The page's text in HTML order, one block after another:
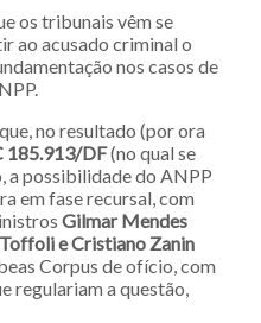
os tribunais vêm se
ao acusado criminal o
nos casos de
no resultado (por ora
185.913/DF(no qual se
a possibilidade do ANPP
em fase recursal, com
Gilmar Mendes
e Cristiano Zanin
Corpus de ofício, com
regulariam a questão,